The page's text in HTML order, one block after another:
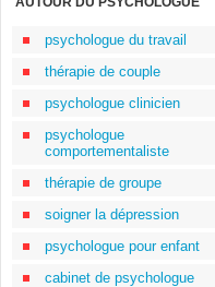
psychologue du travail
thérapie de couple
psychologue clinicien
psychologue
comportementaliste
thérapie de groupe
soigner la dépression
psychologue pour enfant
cabinet de psychologue